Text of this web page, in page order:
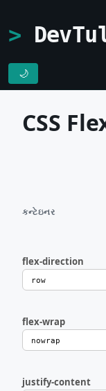
🌙
CSS
કન્ટેઇનર
flex-direction
flex-wrap
justify-content